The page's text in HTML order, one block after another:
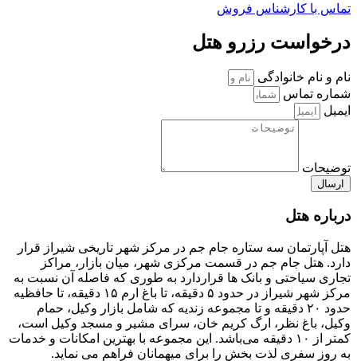
تماس با کارشناس فروش
درخواست رزرو هتل
نام و نام خانوادگی
شماره تماس
ایمیل
توضیحات
ارسال
درباره هتل
هتل آپارتمان سه ستاره جام جم در مرکز شهر تاریخی شیراز قرار
دارد. هتل جام جم در قسمت مرکزی شهر، میان بازار، مراکز
تجاری سیاحتی و بانک ها قراردارد به طوری که فاصله آن نسبت به
مرکز شهر شیراز در حدود ۵ دقیقه، تا باغ ارم ۱۵ دقیقه، تا حافظیه
حدود ۲۰ دقیقه و تا مجموعه زندیه که شامل بازار وکیل، حمام
وکیل، باغ نظر، ارگ کریم خان، سرای مشیر و مسجد وکیل است،
کمتر از ۱۰ دقیقه می‌باشد. این مجموعه با بهترین امکانات و خدمات
به روز سفری لذت بخش را برای میهمانان فراهم می نماید.